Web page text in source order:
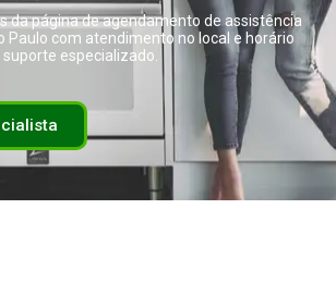
da página deagendamento de assistência
Paulo com atendimento no local e horário
suporte especializado.